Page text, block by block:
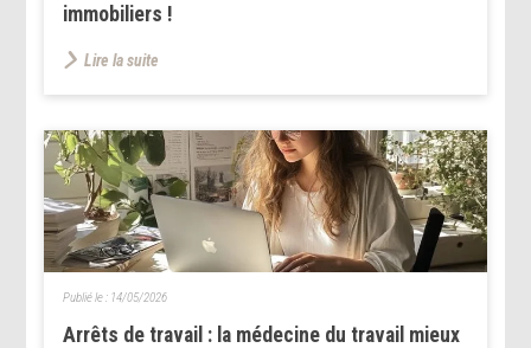
immobiliers !
Lire la suite
Arrêts de travail : la médecine du travail mieux
Publié le : 14/05/2026